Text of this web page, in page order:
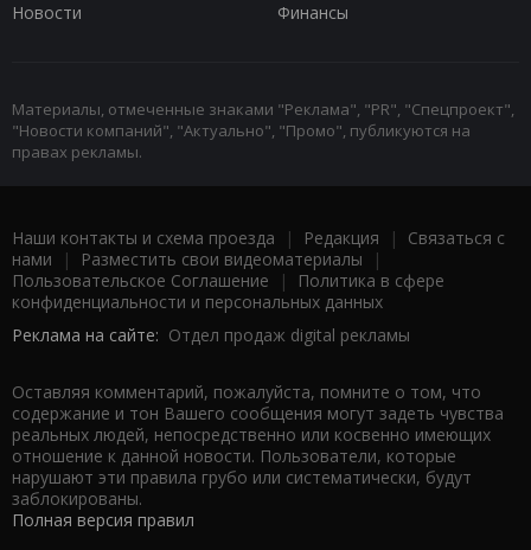
Новости
Финансы
Материалы, отмеченные знаками "Реклама", "PR", "Спецпроект",
"Новости компаний", "Актуально", "Промо", публикуются на
правах рекламы.
Наши контакты и схема проезда | Редакция | Связаться с
нами | Разместить свои видеоматериалы |
Пользовательское Соглашение |
Политика в сфере
конфиденциальности и персональных данных
Реклама на сайте: Отдел продаж digital рекламы
Оставляя комментарий, пожалуйста, помните о том, что
содержание и тон Вашего сообщения могут задеть чувства
реальных людей, непосредственно или косвенно имеющих
отношение к данной новости. Пользователи, которые
нарушают эти правила грубо или систематически, будут
заблокированы.
Полная версия правил